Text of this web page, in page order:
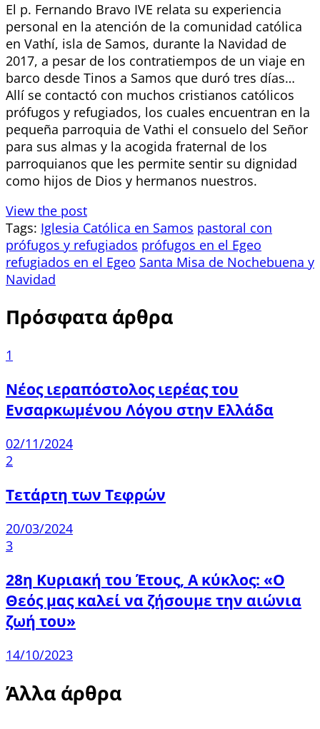
El p. Fernando Bravo IVE relata su experiencia
personal en la atención de la comunidad católica
en Vathí, isla de Samos, durante la Navidad de
2017, a pesar de los contratiempos de un viaje en
barco desde Tinos a Samos que duró tres días…
Allí se contactó con muchos cristianos católicos
prófugos y refugiados, los cuales encuentran en la
pequeña parroquia de Vathi el consuelo del Señor
para sus almas y la acogida fraternal de los
parroquianos que les permite sentir su dignidad
como hijos de Dios y hermanos nuestros.
View the post
Tags: Iglesia Católica en Samos pastoral con
prófugos y refugiados prófugos en el Egeo
refugiados en el Egeo Santa Misa de Nochebuena y
Navidad
Πρόσφατα άρθρα
1
Νέος ιεραπόστολος ιερέας του
Ενσαρκωμένου Λόγου στην Ελλάδα
02/11/2024
2
Τετάρτη των Τεφρών
20/03/2024
3
28η Κυριακή του Έτους, Α κύκλος: «Ο
Θεός μας καλεί να ζήσουμε την αιώνια
ζωή του»
14/10/2023
Άλλα άρθρα